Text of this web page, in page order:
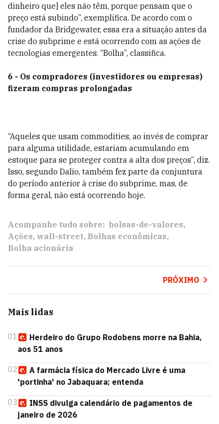
dinheiro que] eles não têm, porque pensam que o
preço está subindo”, exemplifica. De acordo com o
fundador da Bridgewater, essa era a situação antes da
crise do subprime e está ocorrendo com as ações de
tecnologias emergentes. “Bolha”, classifica.
6 - Os compradores (investidores ou empresas)
fizeram compras prolongadas
“Aqueles que usam commodities, ao invés de comprar
para alguma utilidade, estariam acumulando em
estoque para se proteger contra a alta dos preços”, diz.
Isso, segundo Dalio, também fez parte da conjuntura
do período anterior à crise do subprime, mas, de
forma geral, não está ocorrendo hoje.
Acompanhe tudo sobre: bolsas-de-valores
Ações wall-street Bolhas econômicas
Bolha acionária
PRÓXIMO
Mais lidas
01
Herdeiro do Grupo Rodobens morre na Bahia,
aos 51 anos
02
A farmácia física do Mercado Livre é uma
'portinha' no Jabaquara; entenda
03
INSS divulga calendário de pagamentos de
janeiro de 2026